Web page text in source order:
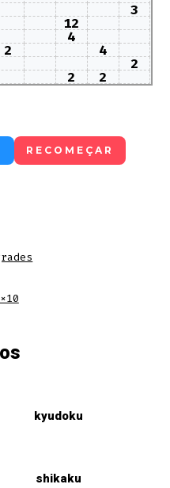
3
12
4
2 4
2
2 2
RECOMEÇAR
kyudoku
shikaku